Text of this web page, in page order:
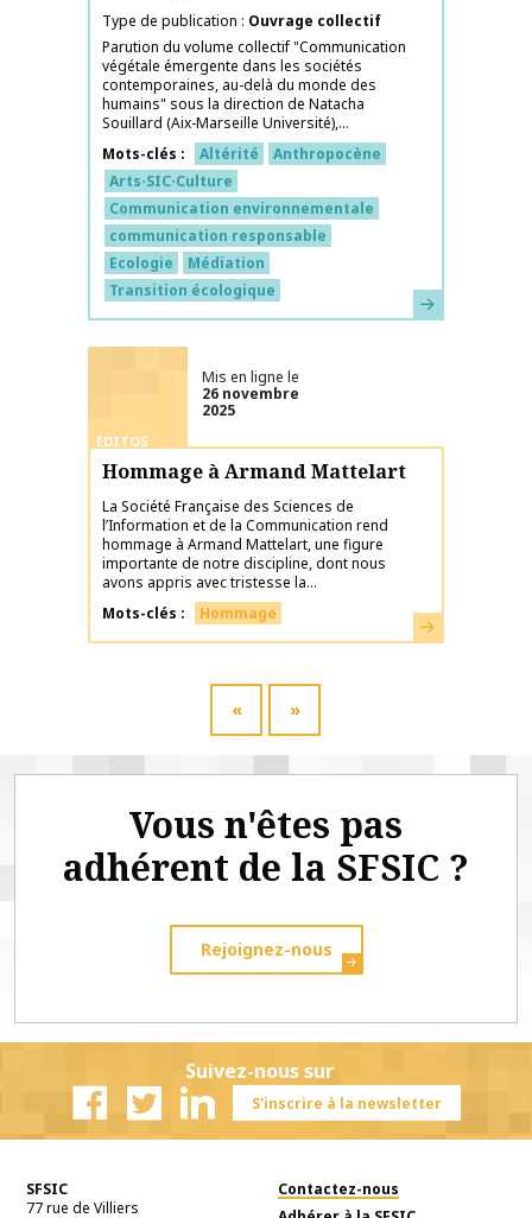
Type de publication
Ouvrage collectif
Parution du volume collectif "Communication
végétale émergente dans les sociétés
contemporaines, au-delà du monde des
humains" sous la direction de Natacha
Souillard (Aix-Marseille Université),...
Mots-clés
Altérité
Anthropocène
Arts·SIC·Culture
Communication environnementale
communication responsable
Ecologie
Médiation
Transition écologique
En savoir plus
ÉDITOS
Mis en ligne le
26 novembre
2025
Hommage à Armand Mattelart
La Société Française des Sciences de
l’Information et de la Communication rend
hommage à Armand Mattelart, une figure
importante de notre discipline, dont nous
avons appris avec tristesse la...
Mots-clés
Hommage En savoir plus
« »
Vous n'êtes pas
adhérent de la SFSIC ?
Rejoignez-nous
Suivez-nous sur
S'inscrire à la newsletter
SFSIC
77 rue de Villiers
Contactez-nous